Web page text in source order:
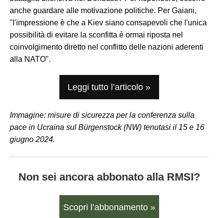
anche guardare alle motivazione politiche. Per Gaiani,
"l'impressione è che a Kiev siano consapevoli che l'unica
possibilità di evitare la sconfitta è ormai riposta nel
coinvolgimento diretto nel conflitto delle nazioni aderenti
alla NATO".
Leggi tutto l’articolo »
Immagine: misure di sicurezza per la conferenza sulla
pace in Ucraina sul Bürgenstock (NW) tenutasi il 15 e 16
giugno 2024.
Non sei ancora abbonato alla RMSI?
Scopri l’abbonamento »